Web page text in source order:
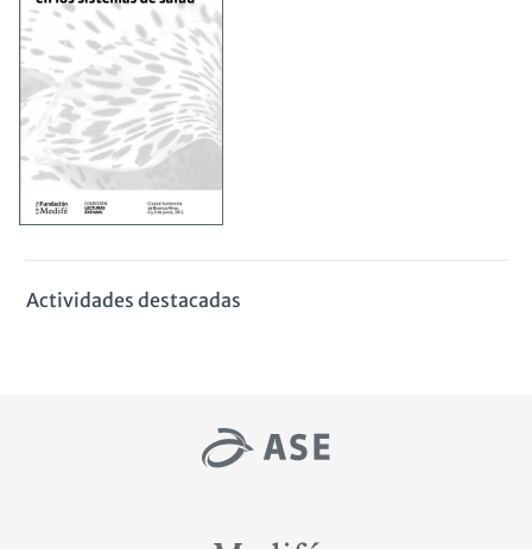
Actividades destacadas